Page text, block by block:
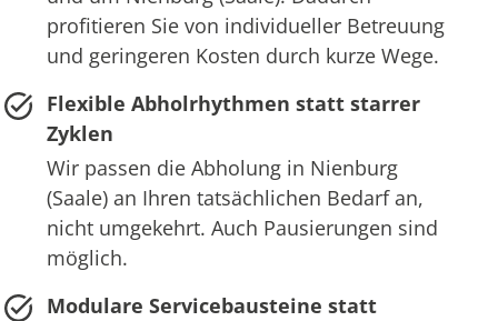
profitieren Sie von individueller Betreuung
und geringeren Kosten durch kurze Wege.
Flexible Abholrhythmen statt starrer
Zyklen
Wir passen die Abholung in Nienburg
(Saale) an Ihren tatsächlichen Bedarf an,
nicht umgekehrt. Auch Pausierungen sind
möglich.
Modulare Servicebausteine statt